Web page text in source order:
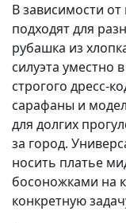
В зависимости
подходят для
рубашка из
силуэта уместно
строгого дресс-
сарафаны и
для долгих
за город.
носить платье
босоножками на
конкретную